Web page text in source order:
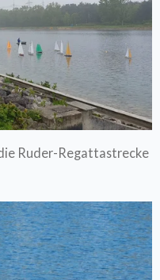
Ruder-Regattastrecke